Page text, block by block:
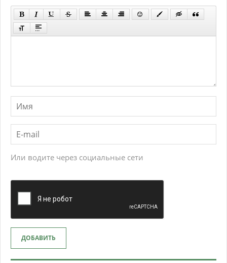
Или водите через социальные сети
ДОБАВИТЬ